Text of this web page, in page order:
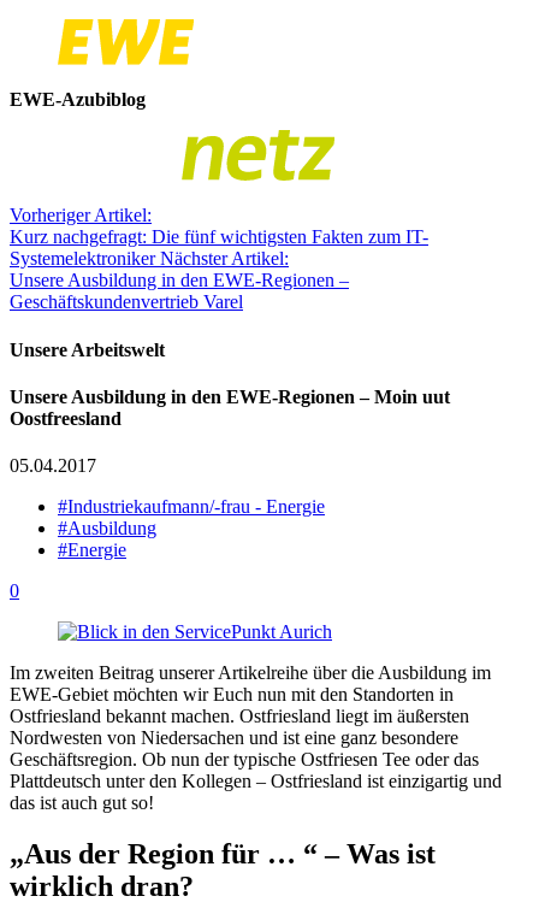
EWE-Azubiblog
Vorheriger Artikel:
Kurz nachgefragt: Die fünf wichtigsten Fakten zum IT-
SystemelektronikerNächster Artikel:
Unsere Ausbildung in den EWE-Regionen –
Geschäftskundenvertrieb Varel
Unsere Arbeitswelt
Unsere Ausbildung in den EWE-Regionen – Moin uut
Oostfreesland
05.04.2017
#Industriekaufmann/-frau - Energie
#Ausbildung
#Energie
0
Im zweiten Beitrag unserer Artikelreihe über die Ausbildung im
EWE-Gebiet möchten wir Euch nun mit den Standorten in
Ostfriesland bekannt machen. Ostfriesland liegt im äußersten
Nordwesten von Niedersachen und ist eine ganz besondere
Geschäftsregion. Ob nun der typische Ostfriesen Tee oder das
Plattdeutsch unter den Kollegen – Ostfriesland ist einzigartig und
das ist auch gut so!
„Aus der Region für … “ – Was ist
wirklich dran?